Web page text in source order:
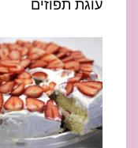
עוגת תפוזים